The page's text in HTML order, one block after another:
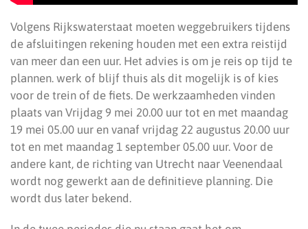
Volgens Rijkswaterstaat moeten weggebruikers tijdens
de afsluitingen rekening houden met een extra reistijd
van meer dan een uur. Het advies is om je reis op tijd te
plannen. werk of blijf thuis als dit mogelijk is of kies
voor de trein of de fiets. De werkzaamheden vinden
plaats van Vrijdag 9 mei 20.00 uur tot en met maandag
19 mei 05.00 uur en vanaf vrijdag 22 augustus 20.00 uur
tot en met maandag 1 september 05.00 uur. Voor de
andere kant, de richting van Utrecht naar Veenendaal
wordt nog gewerkt aan de definitieve planning. Die
wordt dus later bekend.